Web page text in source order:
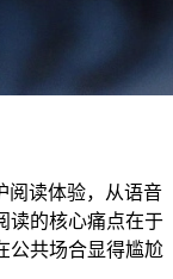
阅读体验，从语音
读的核心痛点在于
公共场合显得尴尬